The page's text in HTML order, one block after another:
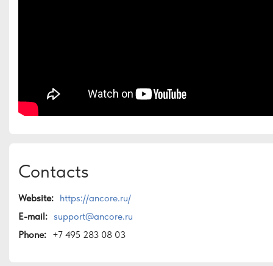
Contacts
Website: https://ancore.ru/
E-mail: support@ancore.ru
Phone: +7 495 283 08 03